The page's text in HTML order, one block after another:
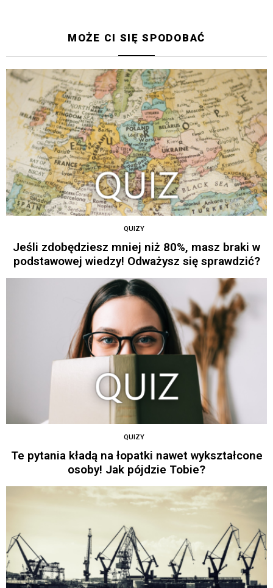
MOŻE CI SIĘ SPODOBAĆ
QUIZY
Jeśli zdobędziesz mniej niż 80%, masz braki w
podstawowej wiedzy! Odważysz się sprawdzić?
QUIZY
Te pytania kładą na łopatki nawet wykształcone
osoby! Jak pójdzie Tobie?